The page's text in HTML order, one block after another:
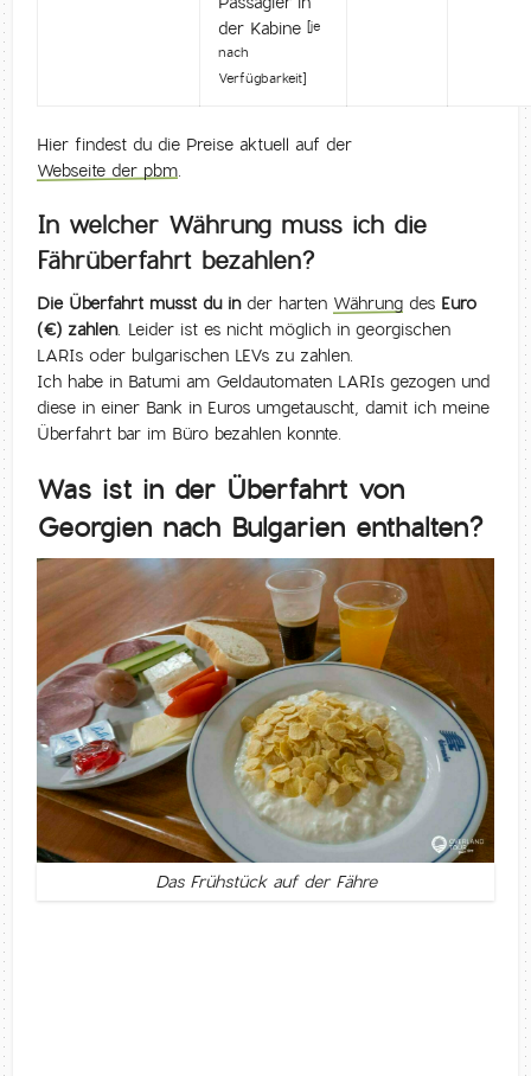
der Kabine [je
nach
Verfügbarkeit]
Hier findest du die Preise aktuell auf der
Webseite der pbm
In welcher Währung muss ich die
Fährüberfahrt bezahlen?
Die Überfahrt musst du inder harten Währung des Euro
(€) zahlen. Leider ist es nicht möglich in georgischen
LARIs oder bulgarischen LEVs zu zahlen.
Ich habe in Batumi am Geldautomaten LARIs gezogen und
diese in einer Bank in Euros umgetauscht, damit ich meine
Überfahrt bar im Büro bezahlen konnte.
Was ist in der Überfahrt von
Georgien nach Bulgarien enthalten?
Das Frühstück auf der Fähre